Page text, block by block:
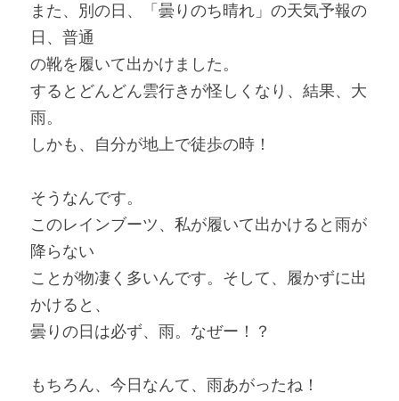
また、別の日、「曇りのち晴れ」の天気予報の
日、普通
の靴を履いて出かけました。
するとどんどん雲行きが怪しくなり、結果、大
雨。
しかも、自分が地上で徒歩の時！
そうなんです。
このレインブーツ、私が履いて出かけると雨が
降らない
ことが物凄く多いんです。そして、履かずに出
かけると、
曇りの日は必ず、雨。なぜー！？
もちろん、今日なんて、雨あがったね！